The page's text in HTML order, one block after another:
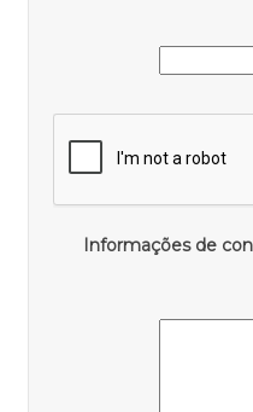
Informações de